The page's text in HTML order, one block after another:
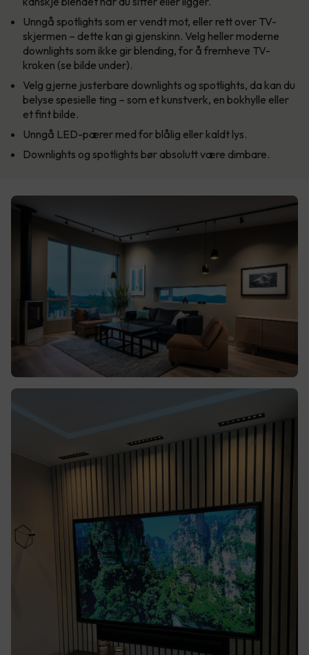
Unngå spotlights som er vendt mot, eller rett over TV-
skjermen – dette kan gi gjenskinn. Velg heller moderne
downlights som ikke gir blending, for å fremheve TV-
kroken (se bilde under).
Velg gjerne justerbare downlights og spotlights, da kan du
belyse spesielle ting – som et kunstverk, en bokhylle eller
et fint bilde.
Unngå LED-pærer med for blålig eller kaldt lys.
Downlights og spotlights bør absolutt være dimbare.